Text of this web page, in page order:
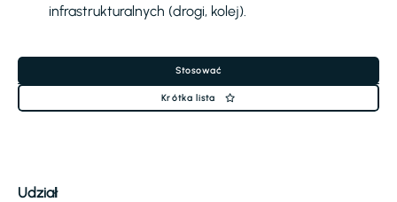
infrastrukturalnych (drogi, kolej).
Stosować
Krótka lista
Udział